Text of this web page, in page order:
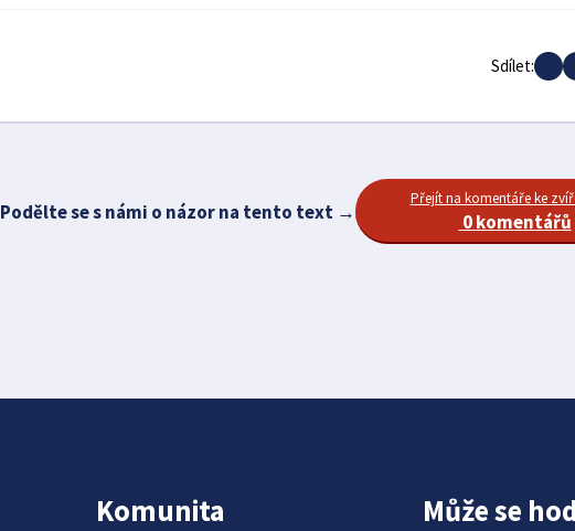
Sdílet:
Podělte se s námi o názor na tento text →
Přejít na komentáře ke
0 komentářů
Komunita Může se